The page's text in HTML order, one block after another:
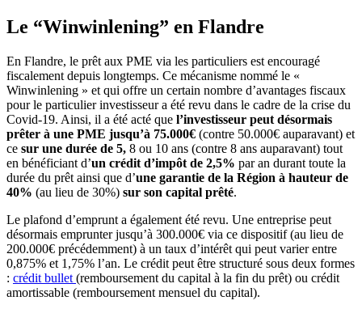
Le “Winwinlening” en Flandre
En Flandre, le prêt aux PME via les particuliers est encouragé
fiscalement depuis longtemps. Ce mécanisme nommé le «
Winwinlening » et qui offre un certain nombre d’avantages fiscaux
pour le particulier investisseur a été revu dans le cadre de la crise du
Covid-19. Ainsi, il a été acté que l’investisseur peut désormais
prêter à une PME jusqu’à 75.000€ (contre 50.000€ auparavant) et
ce sur une durée de 5, 8 ou 10 ans (contre 8 ans auparavant) tout
en bénéficiant d’un crédit d’impôt de 2,5% par an durant toute la
durée du prêt ainsi que d’une garantie de la Région à hauteur de
40% (au lieu de 30%) sur son capital prêté.
Le plafond d’emprunt a également été revu. Une entreprise peut
désormais emprunter jusqu’à 300.000€ via ce dispositif (au lieu de
200.000€ précédemment) à un taux d’intérêt qui peut varier entre
0,875% et 1,75% l’an. Le crédit peut être structuré sous deux formes
: crédit bullet (remboursement du capital à la fin du prêt) ou crédit
amortissable (remboursement mensuel du capital).